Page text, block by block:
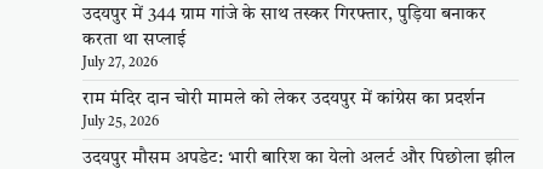
उदयपुर में 344 ग्राम गांजे के साथ तस्कर गिरफ्तार, पुड़िया बनाकर
करता था सप्लाई
July 27, 2026
राम मंदिर दान चोरी मामले को लेकर उदयपुर में कांग्रेस का प्रदर्शन
July 25, 2026
उदयपुर मौसम अपडेट: भारी बारिश का येलो अलर्ट और पिछोला झील